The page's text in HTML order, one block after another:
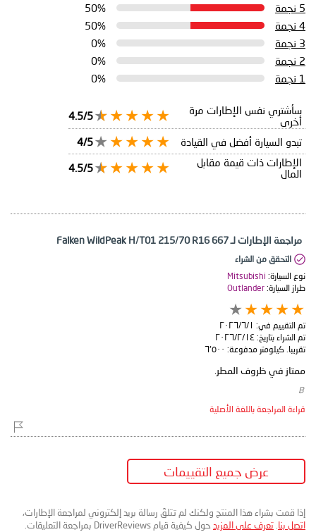
5 نجمة
50%
4 نجمة
50%
3 نجمة
0%
2 نجمة
0%
1 نجمة
0%
سأشتري نفس الإطارات مرة
أخرى
4.5/5
تبدو السيارة أفضل في القيادة
4/5
الإطارات ذات قيمة مقابل
المال
4.5/5
مراجعة الإطارات لـ Falken WildPeak H/T01 215/70 R16 667
التحقق من الشراء
نوع السيارة: Mitsubishi
طراز السيارة: Outlander
تم التقييم في: ١‏/٦‏/٢٠٢٦
تم الشراء بتاريخ: ١٤‏/٢‏/٢٠٢٦
تقريبا. كيلومتر مدفوعة: ٦٬٥٠٠
ممتاز في ظروف المطر.
​ B
قراءة المراجعة باللغة الأصلية
عرض جميع التقييمات
إذا قمت بشراء هذا المنتج ولكنك لم تتلقَ رسالة بريد إلكتروني لمراجعة الإطارات،
اتصل بنا. تعرف على المزيد حول كيفية قيام DriverReviews بمراجعة التعليقات.